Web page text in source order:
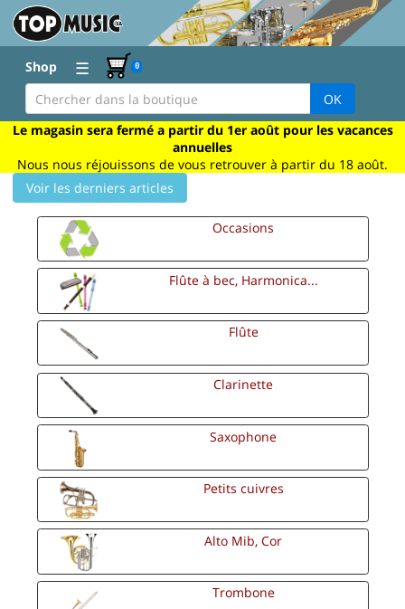
Shop ☰ 0
OK
Le magasin sera fermé a partir du 1er août pour les vacances
annuelles
Nous nous réjouissons de vous retrouver à partir du 18 août.
Voir les derniers articles
Occasions
Flûte à bec, Harmonica...
Flûte
Clarinette
Saxophone
Petits cuivres
Alto Mib, Cor
Trombone